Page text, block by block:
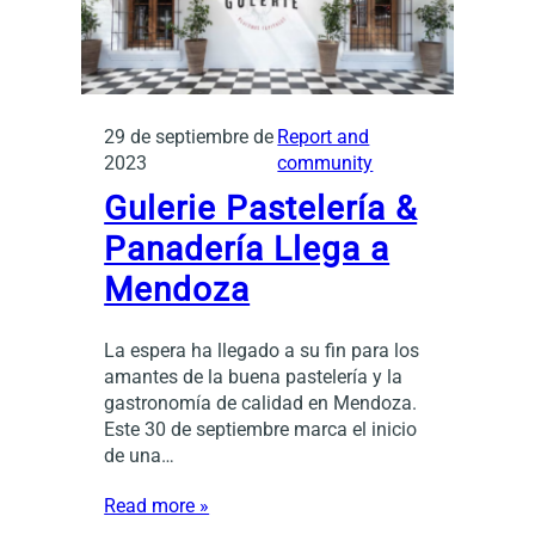
29 de septiembre de
2023
Report and
community
Gulerie Pastelería &
Panadería Llega a
Mendoza
La espera ha llegado a su fin para los
amantes de la buena pastelería y la
gastronomía de calidad en Mendoza.
Este 30 de septiembre marca el inicio
de una…
Read more »